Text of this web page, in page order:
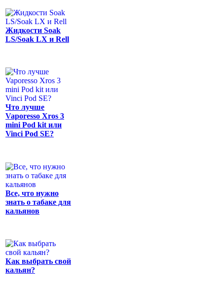
Жидкости Soak
LS/Soak LX и Rell
Что лучше
Vaporesso Xros 3
mini Pod kit или
Vinci Pod SE?
Все, что нужно
знать о табаке для
кальянов
Как выбрать свой
кальян?